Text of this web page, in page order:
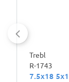
Trebl
R-1743
7.5x18